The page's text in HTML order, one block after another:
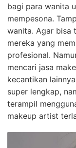
bagi para wanita
mempesona.
wanita. Agar bisa
mereka yang
profesional.
mencari jasa
kecantikan
super lengkap,
terampil
makeup artist